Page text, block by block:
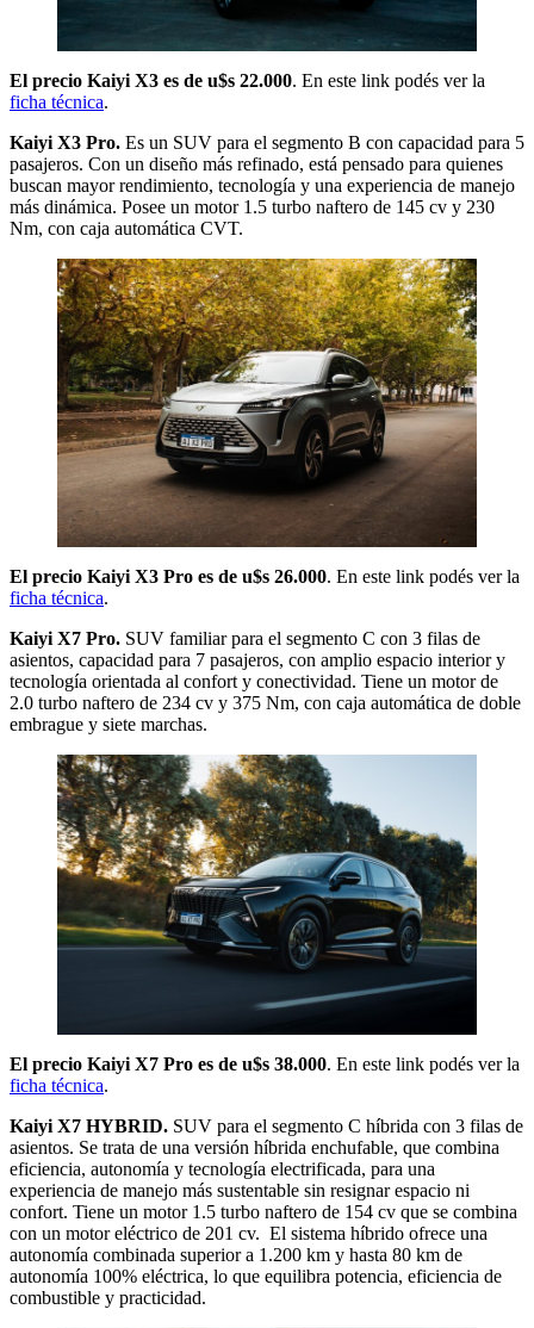
El precio Kaiyi X3 es de u$s 22.000. En este link podés ver la
ficha técnica.
Kaiyi X3 Pro. Es un SUV para el segmento B con capacidad para 5
pasajeros. Con un diseño más refinado, está pensado para quienes
buscan mayor rendimiento, tecnología y una experiencia de manejo
más dinámica. Posee un motor 1.5 turbo naftero de 145 cv y 230
Nm, con caja automática CVT.
El precio Kaiyi X3 Pro es de u$s 26.000. En este link podés ver la
ficha técnica.
Kaiyi X7 Pro. SUV familiar para el segmento C con 3 filas de
asientos, capacidad para 7 pasajeros, con amplio espacio interior y
tecnología orientada al confort y conectividad. Tiene un motor de
2.0 turbo naftero de 234 cv y 375 Nm, con caja automática de doble
embrague y siete marchas.
El precio Kaiyi X7 Pro es de u$s 38.000. En este link podés ver la
ficha técnica.
Kaiyi X7 HYBRID. SUV para el segmento C híbrida con 3 filas de
asientos. Se trata de una versión híbrida enchufable, que combina
eficiencia, autonomía y tecnología electrificada, para una
experiencia de manejo más sustentable sin resignar espacio ni
confort. Tiene un motor 1.5 turbo naftero de 154 cv que se combina
con un motor eléctrico de 201 cv. El sistema híbrido ofrece una
autonomía combinada superior a 1.200 km y hasta 80 km de
autonomía 100% eléctrica, lo que equilibra potencia, eficiencia de
combustible y practicidad.